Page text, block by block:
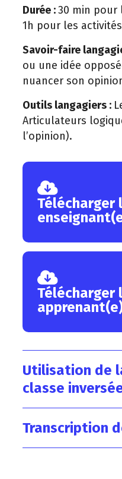
Durée :30 min pour
1h pour les
Savoir-faire
ou une idée
nuancer son
Outils langagiers :
Articulateurs
l’opinion).
Télécharger
Télécharger
Utilisation de
classe
Transcription